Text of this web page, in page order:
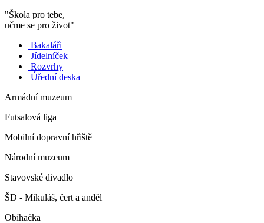
"Škola pro tebe,
učme se pro život"
Bakaláři
Jídelníček
Rozvrhy
Úřední deska
Armádní muzeum
Futsalová liga
Mobilní dopravní hřiště
Národní muzeum
Stavovské divadlo
ŠD - Mikuláš, čert a anděl
Obíhačka